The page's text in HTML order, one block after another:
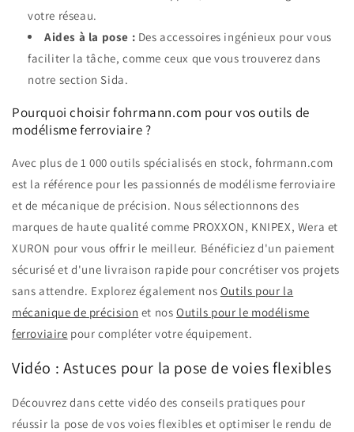
votre réseau.
Aides à la pose : Des accessoires ingénieux pour vous
faciliter la tâche, comme ceux que vous trouverez dans
notre section Sida.
Pourquoi choisir fohrmann.com pour vos outils de
modélisme ferroviaire ?
Avec plus de 1 000 outils spécialisés en stock, fohrmann.com
est la référence pour les passionnés de modélisme ferroviaire
et de mécanique de précision. Nous sélectionnons des
marques de haute qualité comme PROXXON, KNIPEX, Wera et
XURON pour vous offrir le meilleur. Bénéficiez d'un paiement
sécurisé et d'une livraison rapide pour concrétiser vos projets
sans attendre. Explorez également nos Outils pour la
mécanique de précision et nosOutils pour le modélisme
ferroviaire pour compléter votre équipement.
Vidéo : Astuces pour la pose de voies flexibles
Découvrez dans cette vidéo des conseils pratiques pour
réussir la pose de vos voies flexibles et optimiser le rendu de